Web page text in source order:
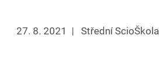
27. 8. 2021 | Střední ScioŠkola